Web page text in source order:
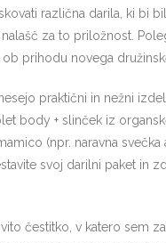
različna darila, ki bi
za to priložnost.
prihodu novega
praktični in nežni
body + slinček iz
(npr. naravna
svoj darilni paket in
čestitko, v katero sem